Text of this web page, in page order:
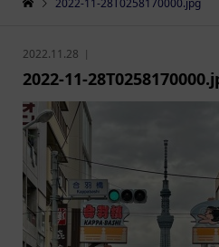
2022-11-28T0258170000.jpg
2022.11.28
2022-11-